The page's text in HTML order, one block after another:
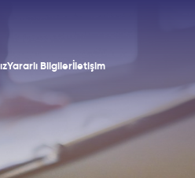
Yararlı Bilgilerİletişim